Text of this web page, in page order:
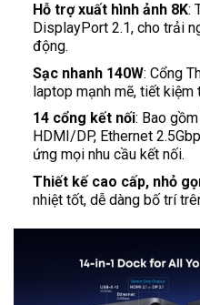
Hỗ trợ xuất hình ảnh 8K:
DisplayPort 2.1, cho trải
động.
Sạc nhanh 140W: Cổng
laptop mạnh mẽ, tiết kiệm
14 cổng kết nối: Bao
HDMI/DP, Ethernet
ứng mọi nhu cầu kết nối.
Thiết kế cao cấp, nhỏ
nhiệt tốt, dễ dàng bố trí